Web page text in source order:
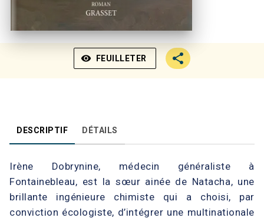
visibility FEUILLETER
DESCRIPTIF DÉTAILS
Irène Dobrynine, médecin généraliste à
Fontainebleau, est la sœur ainée de Natacha, une
brillante ingénieure chimiste qui a choisi, par
conviction écologiste, d’intégrer une multinationale